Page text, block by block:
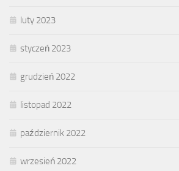
luty 2023
styczeń 2023
grudzień 2022
listopad 2022
październik 2022
wrzesień 2022